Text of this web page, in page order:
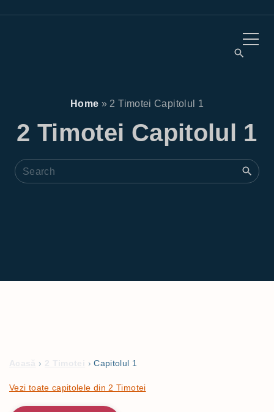
Home » 2 Timotei Capitolul 1
2 Timotei Capitolul 1
Acasă › 2 Timotei › Capitolul 1
Vezi toate capitolele din 2 Timotei